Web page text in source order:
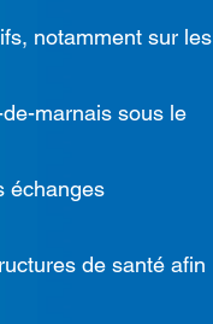
notamment sur les
marnais sous le
échanges
de santé afin